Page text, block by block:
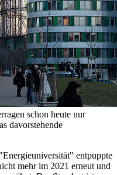
schon heute nur
davorstehende
entpuppte
mehr im 2021 erneut und